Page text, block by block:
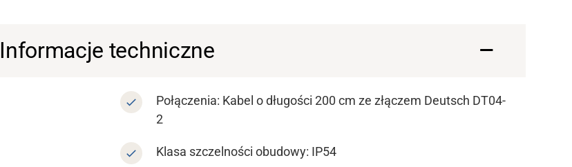
Informacje techniczne
Połączenia: Kabel o długości 200 cm ze złączem Deutsch DT04-
2
Klasa szczelności obudowy: IP54